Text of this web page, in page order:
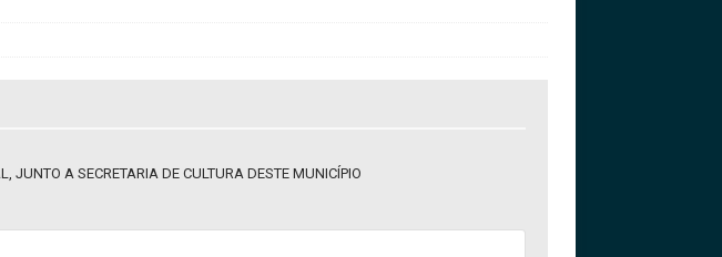
JUNTO A SECRETARIA DE CULTURA DESTE MUNICÍPIO